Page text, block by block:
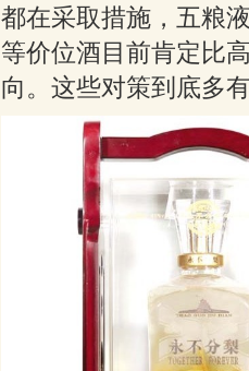
都在采取措施，五粮
等价位酒目前肯定比
向。这些对策到底多